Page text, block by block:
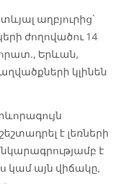
աղբյուրից՝
ժողովածու 14
Երևան,
կլինեն
է լեռների
է
կամ այն վիճակը,